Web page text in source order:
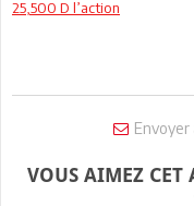
25,500 D l’action
Envoyer
VOUS AIMEZ CET